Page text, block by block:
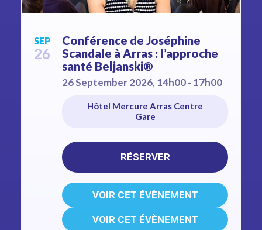
SEP
26
Conférence de Joséphine
Scandale à Arras : l’approche
santé Beljanski®
26 September 2026, 14h00 - 17h00
Hôtel Mercure Arras Centre
Gare
RÉSERVER
VOIR CET ÉVÈNEMENT
VOIR CET ÉVÈNEMENT